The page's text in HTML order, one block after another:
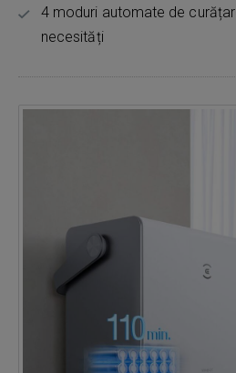
4 moduri automate de
necesități